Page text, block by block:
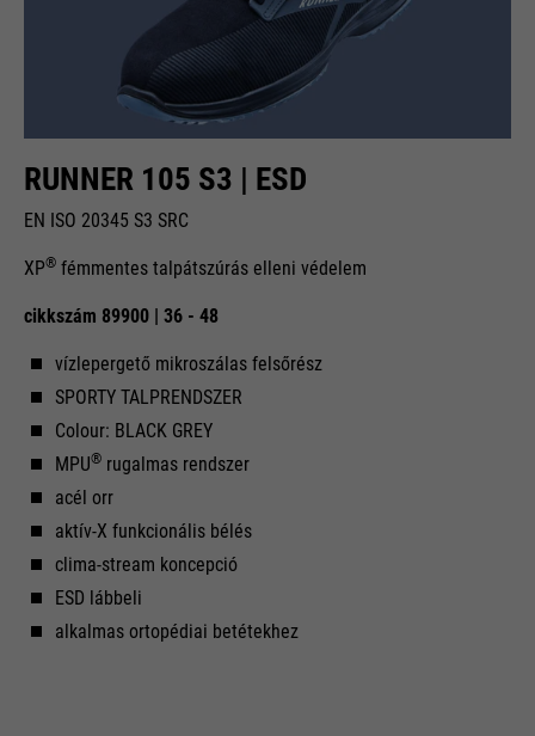
RUNNER 105 S3 | ESD
EN ISO 20345 S3 SRC
XP® fémmentes talpátszúrás elleni védelem
cikkszám 89900 | 36 - 48
vízlepergető mikroszálas felsőrész
SPORTY TALPRENDSZER
Colour: BLACK GREY
MPU® rugalmas rendszer
acél orr
aktív-X funkcionális bélés
clima-stream koncepció
ESD lábbeli
alkalmas ortopédiai betétekhez